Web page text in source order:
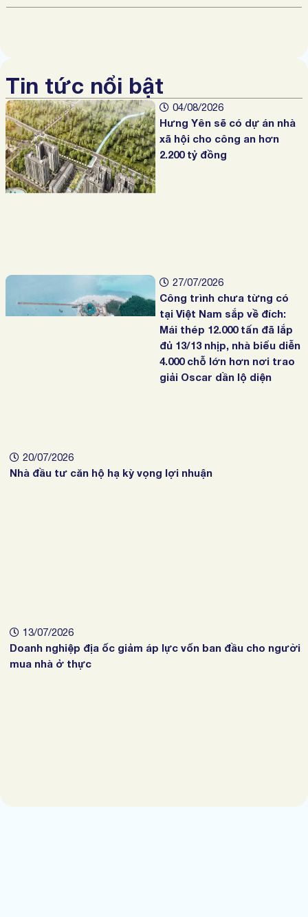
Tin tức nổi bật
04/08/2026
Hưng Yên sẽ có dự án nhà
xã hội cho công an hơn
2.200 tỷ đồng
27/07/2026
Công trình chưa từng có
tại Việt Nam sắp về đích:
Mái thép 12.000 tấn đã lắp
đủ 13/13 nhịp, nhà biểu diễn
4.000 chỗ lớn hơn nơi trao
giải Oscar dần lộ diện
20/07/2026
Nhà đầu tư căn hộ hạ kỳ vọng lợi nhuận
13/07/2026
Doanh nghiệp địa ốc giảm áp lực vốn ban đầu cho người
mua nhà ở thực